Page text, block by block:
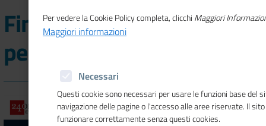
Finanza per PMI: istruzioni
per l’uso
Per vedere la Cookie Policy completa, clicchi Maggiori
Maggiori informazioni
Necessari
Questi cookie sono necessari per usare le funzioni base del
navigazione delle pagine o l'accesso alle aree riservate. Il
funzionare correttamente senza questi cookies.